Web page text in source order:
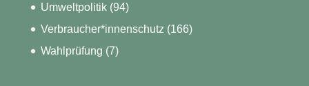
Umweltpolitik(94)
Verbraucher*innenschutz (166)
Wahlprüfung (7)